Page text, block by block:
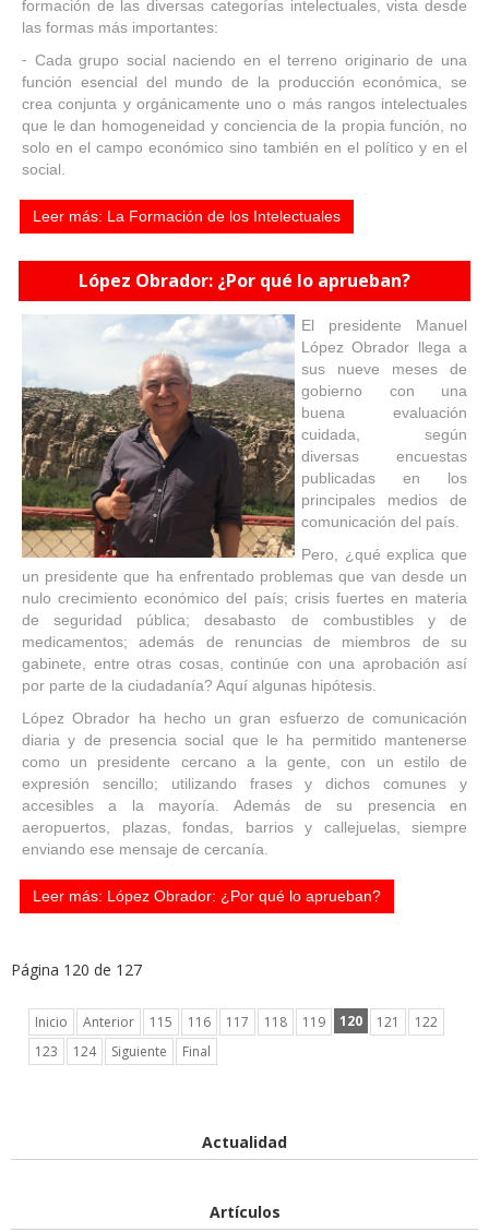
formación de las diversas categorías intelectuales, vista desde
las formas más importantes:
⁃ Cada grupo social naciendo en el terreno originario de una
función esencial del mundo de la producción económica, se
crea conjunta y orgánicamente uno o más rangos intelectuales
que le dan homogeneidad y conciencia de la propia función, no
solo en el campo económico sino también en el político y en el
social.
Leer más: La Formación de los Intelectuales
López Obrador: ¿Por qué lo aprueban?
El presidente Manuel
López Obrador llega a
sus nueve meses de
gobierno con una
buena evaluación
cuidada, según
diversas encuestas
publicadas en los
principales medios de
comunicación del país.
Pero, ¿qué explica que
un presidente que ha enfrentado problemas que van desde un
nulo crecimiento económico del país; crisis fuertes en materia
de seguridad pública; desabasto de combustibles y de
medicamentos; además de renuncias de miembros de su
gabinete, entre otras cosas, continúe con una aprobación así
por parte de la ciudadanía? Aquí algunas hipótesis.
López Obrador ha hecho un gran esfuerzo de comunicación
diaria y de presencia social que le ha permitido mantenerse
como un presidente cercano a la gente, con un estilo de
expresión sencillo; utilizando frases y dichos comunes y
accesibles a la mayoría. Además de su presencia en
aeropuertos, plazas, fondas, barrios y callejuelas, siempre
enviando ese mensaje de cercanía.
Leer más: López Obrador: ¿Por qué lo aprueban?
Página 120 de 127
Inicio Anterior 115 116 117 118 119 120 121
122
123
124 Siguiente Final
Actualidad
Artículos